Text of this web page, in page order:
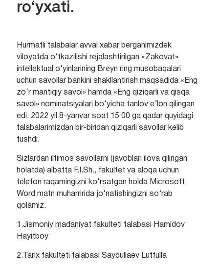
ro‘yxati.
Hurmatli talabalar avval xabar berganimizdek
viloyatda o‘tkazilishi rejalashtirilgan «Zakovat»
intellektual o‘yinlarining Breyn ring musobaqalari
uchun savollar bankini shakllantirish maqsadida «Eng
zo‘r mantiqiy savol» hamda «Eng qiziqarli va qisqa
savol» nominatsiyalari bo‘yicha tanlov e’lon qilingan
edi. 2022 yil 8-yanvar soat 15 00 ga qadar quyidagi
talabalarimizdan bir-biridan qiziqarli savollar kelib
tushdi.
Sizlardan iltimos savollarni (javoblari ilova qilingan
holatda) albatta F.I.Sh., fakultet va aloqa uchun
telefon raqamingizni ko‘rsatgan holda Microsoft
Word matn muharririda jo‘natishingizni so‘rab
qolamiz.
1.Jismoniy madaniyat fakulteti talabasi Hamidov
Hayitboy
2.Tarix fakulteti talabasi Saydullaev Lutfulla